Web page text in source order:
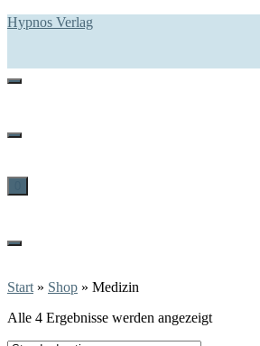
Hypnos Verlag
Start » Shop » Medizin
Alle 4 Ergebnisse werden angezeigt